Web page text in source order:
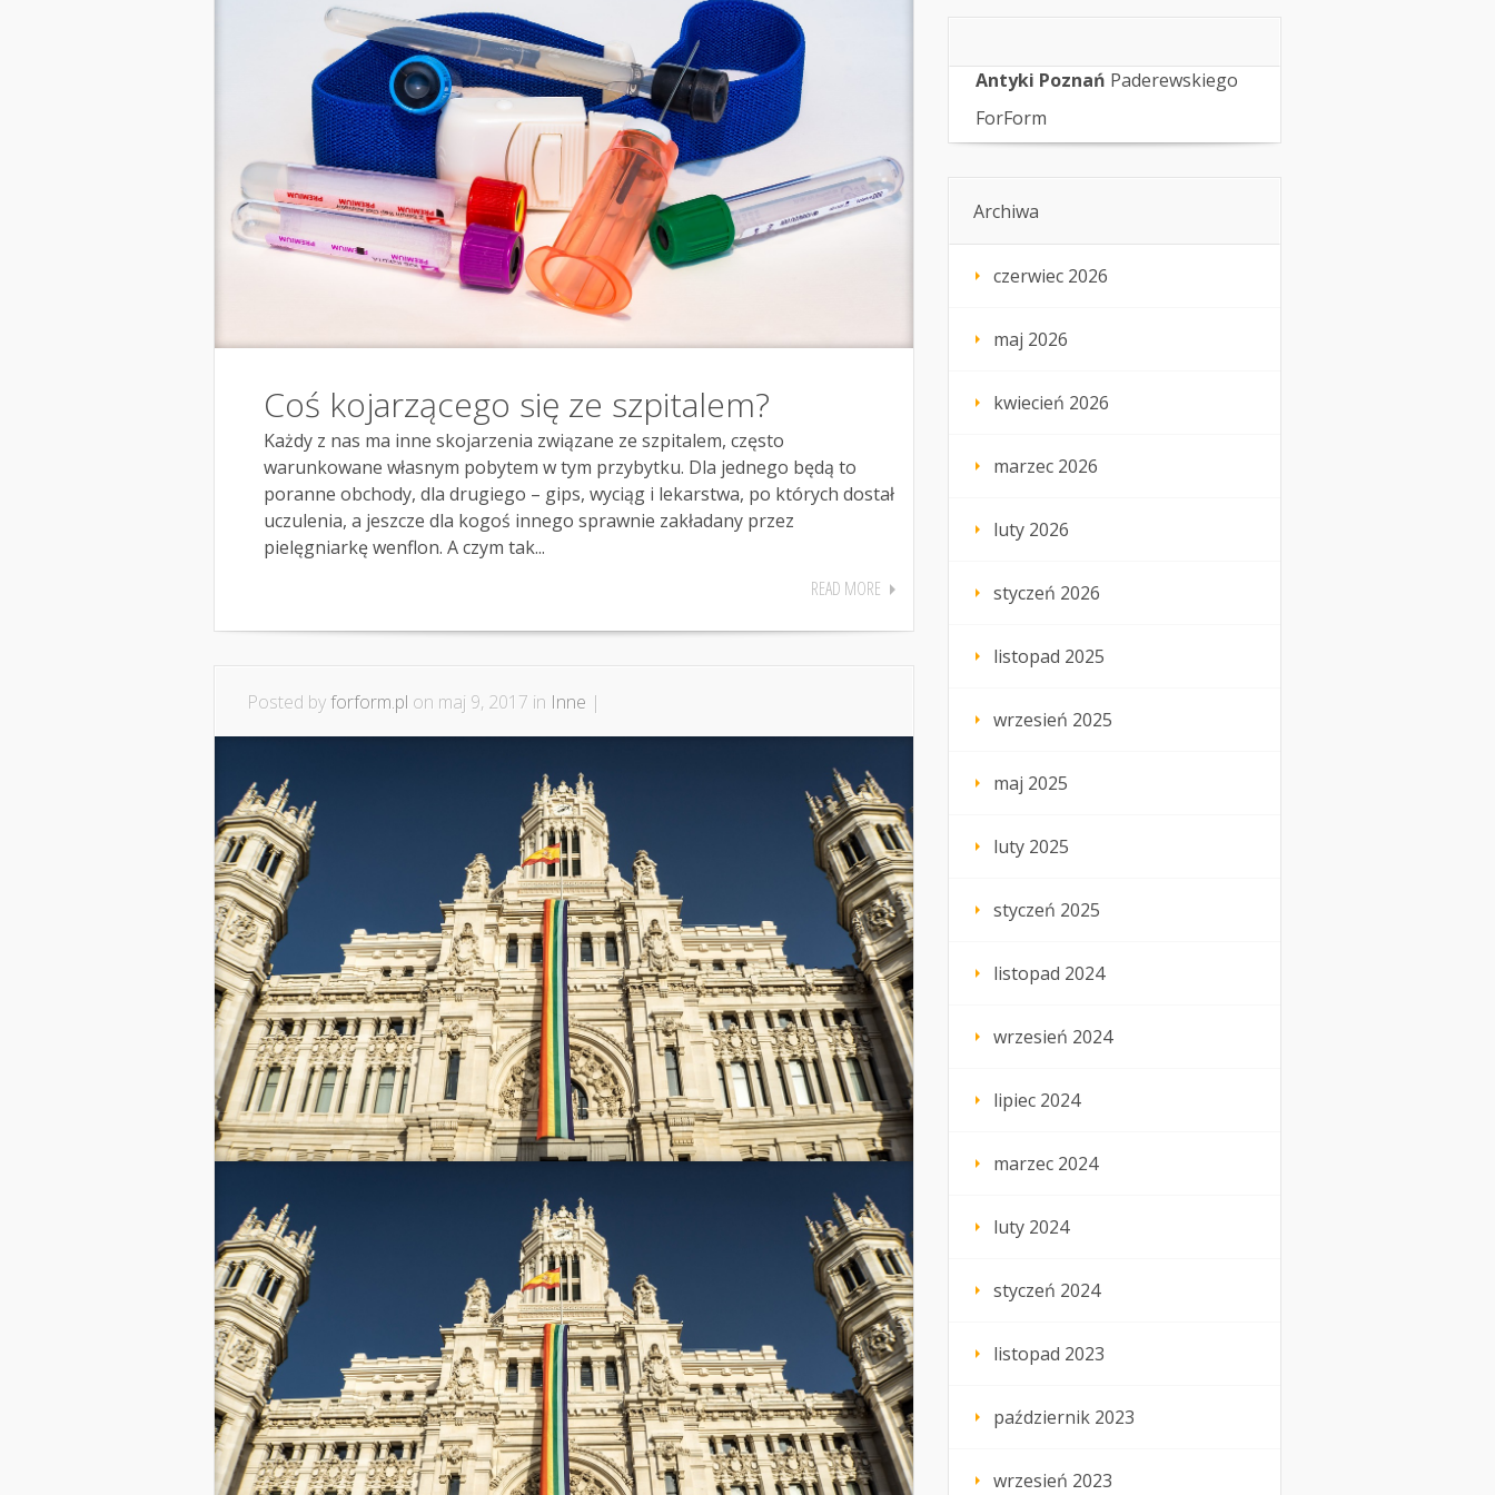
Coś kojarzącego się ze szpitalem?
Każdy z nas ma inne skojarzenia związane ze szpitalem, często
warunkowane własnym pobytem w tym przybytku. Dla jednego będą to
poranne obchody, dla drugiego – gips, wyciąg i lekarstwa, po których dostał
uczulenia, a jeszcze dla kogoś innego sprawnie zakładany przez
pielęgniarkę wenflon. A czym tak...
READ MORE
Posted byforform.pl on maj 9, 2017 in Inne |
Antyki Poznań Paderewskiego
ForForm
Archiwa
czerwiec 2026
maj 2026
kwiecień 2026
marzec 2026
luty 2026
styczeń 2026
listopad 2025
wrzesień 2025
maj 2025
luty 2025
styczeń 2025
listopad 2024
wrzesień 2024
lipiec 2024
marzec 2024
luty 2024
styczeń 2024
listopad 2023
październik 2023
wrzesień 2023